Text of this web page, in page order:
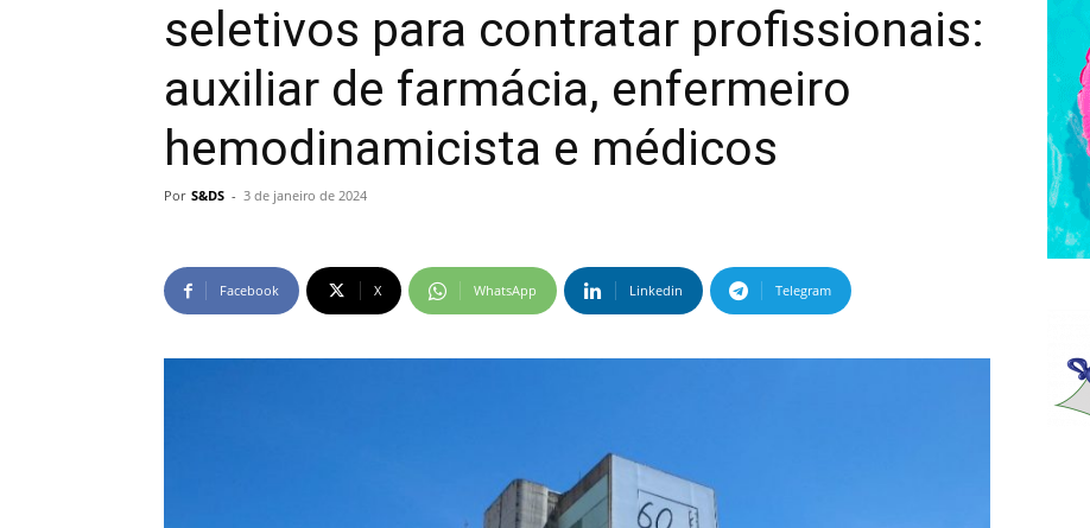
seletivos para contratar profissionais:
auxiliar de farmácia, enfermeiro
hemodinamicista e médicos
Por S&DS - 3 de janeiro de 2024
Facebook X WhatsApp Linkedin Telegram